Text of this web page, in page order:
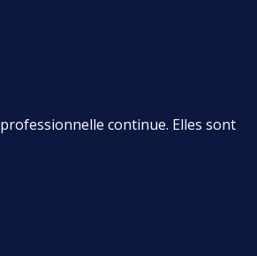
continue. Elles sont